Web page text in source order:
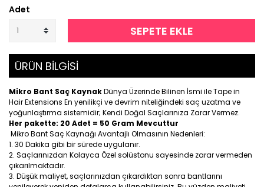
Adet
SEPETE EKLE
ÜRÜN BİLGİSİ
Mikro Bant Saç KaynakDünya Üzerinde Bilinen İsmi ile Tape in
Hair Extensions En yenilikçi ve devrim niteliğindeki saç uzatma ve
yoğunlaştırma sistemidir; Kendi Doğal Saçlarınıza Zarar Vermez.
Her pakette: 20 Adet = 50 Gram Mevcuttur
Mikro Bant Saç Kaynağı Avantajlı Olmasının Nedenleri:
30 Dakika gibi bir sürede uygulanır.
Saçlarınızdan Kolayca Özel solüstonu sayesinde zarar vermeden
çıkarılmaktadır.
Düşük maliyet, saçlarınızdan çıkardıktan sonra bantlarını